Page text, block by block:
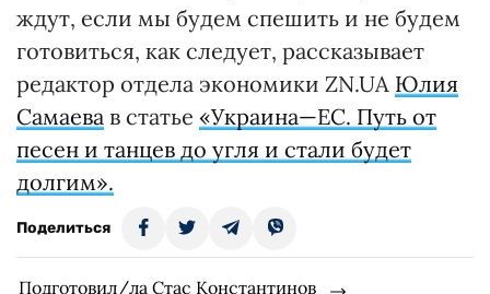
ждут, если мы будем спешить и не будем
готовиться, как следует, рассказывает
редактор отдела экономики ZN.UA Юлия
Самаева в статье «Украина—ЕС. Путь от
песен и танцев до угля и стали будет
долгим».
Поделиться
Подготовил/ла Стас Константинов